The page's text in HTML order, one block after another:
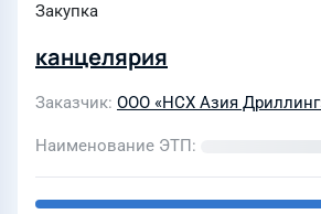
Закупка
канцелярия
Заказчик ООО «НСХ Азия
Наименование ЭТП